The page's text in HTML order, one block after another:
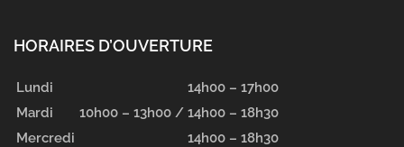
HORAIRES D’OUVERTURE
Lundi
14h00 – 17h00
Mardi
10h00 – 13h00 / 14h00 – 18h30
Mercredi
14h00 – 18h30